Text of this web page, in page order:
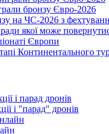
бронзу Євро-2026
на ЧС-2026 з
якої може
Європи
Континентального
і "парад" дронів